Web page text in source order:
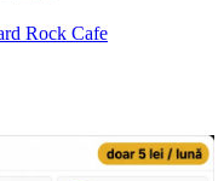
Rock Cafe